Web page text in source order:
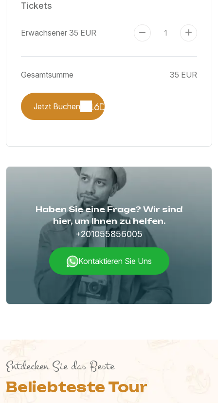
Tickets
Erwachsener 35 EUR
Gesamtsumme 35 EUR
Jetzt Buchen
Haben Sie eine Frage? Wir sind
hier, um Ihnen zu helfen.
+201055856005
Kontaktieren Sie Uns
Entdecken Sie das Beste
Beliebteste Tour